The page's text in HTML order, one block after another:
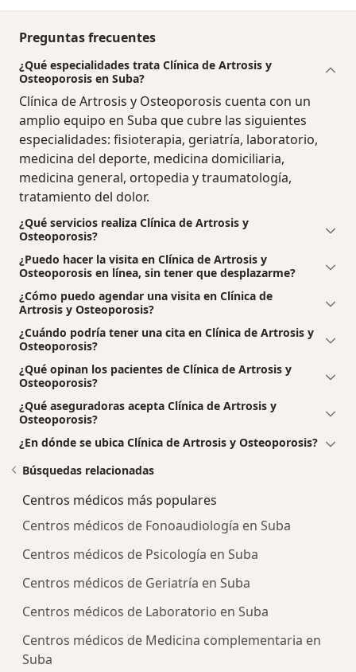
lubricación articular y cicatrización, inhibiendo la
progresión de enfermedades degenerativas,
progresivas, crónicas e interviniendo activamente en
la reparación de los tejidos. Regenerando el cartílago y
lo más importante, la movilidad, brindando bienestar
en forma inmediata y segura sin comprometer
órganos vitales. Somos subespecialistas a su alcance
inmediato con tratamientos ideales para aquellas
personas que no son candidatos a cirugías y quieren
oír un tratamiento diferente a la cirugía, mejorando el
dolor articular regenerando el cartílago, aumentando
la viscosidad del espacio de la articulación,
incrementando sus propiedades amortiguadoras
frente al impacto durante la marcha, para subir y bajar
escaleras, logrando mejorar su calidad de vida,
pudiendo conciliar el sueño durante la noche,
mejorando el chasquido y la sensación de roce o
sobresalto articular mejorando la movilidad,
brindando bienestar en forma inmediata y segura sin
comprometer órganos vitales. Una opción terapéutica
eficaz en sujetos ancianos, jóvenes o deportistas,
artríticos reumatoideos, fibromialgias, entre otros con
dolor articular severo que no responden a analgésicos
básicos o a tratamientos convencionales, o los que no
son candidatos a cirugías por convicción religiosa,
sistémicas o por determinación personal que no
quieren intervenirse y desean oír una opción más
terapéutica diferente a la cirugía.
Preguntas frecuentes
¿Qué especialidades trata Clínica de Artrosis y
Osteoporosis en Suba?
Clínica de Artrosis y Osteoporosis cuenta con un
amplio equipo en Suba que cubre las siguientes
especialidades: fisioterapia, geriatría, laboratorio,
medicina del deporte, medicina domiciliaria,
medicina general, ortopedia y traumatología,
tratamiento del dolor.
¿Qué servicios realiza Clínica de Artrosis y
Osteoporosis?
¿Puedo hacer la visita en Clínica de Artrosis y
Osteoporosis en línea, sin tener que desplazarme?
¿Cómo puedo agendar una visita en Clínica de
Artrosis y Osteoporosis?
¿Cuándo podría tener una cita en Clínica de Artrosis y
Osteoporosis?
¿Qué opinan los pacientes de Clínica de Artrosis y
Osteoporosis?
¿Qué aseguradoras acepta Clínica de Artrosis y
Osteoporosis?
¿En dónde se ubica Clínica de Artrosis y Osteoporosis?
Búsquedas relacionadas
Centros médicos más populares
Centros médicos de Fonoaudiología en Suba
Centros médicos de Psicología en Suba
Centros médicos de Geriatría en Suba
Centros médicos de Laboratorio en Suba
Centros médicos de Medicina complementaria en
Suba